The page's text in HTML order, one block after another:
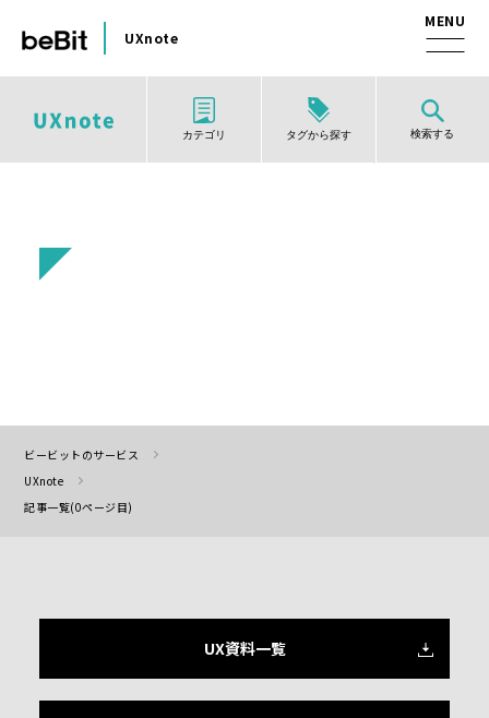
UXnote
カテゴリ タグから探す 検索する
ビービットのサービス
UXnote
記事一覧(0ページ目)
UX資料一覧